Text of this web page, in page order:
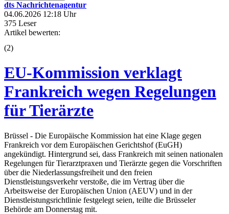
dts Nachrichtenagentur
04.06.2026 12:18 Uhr
375 Leser
Artikel bewerten:
(2)
EU-Kommission verklagt
Frankreich wegen Regelungen
für Tierärzte
Brüssel - Die Europäische Kommission hat eine Klage gegen
Frankreich vor dem Europäischen Gerichtshof (EuGH)
angekündigt. Hintergrund sei, dass Frankreich mit seinen nationalen
Regelungen für Tierarztpraxen und Tierärzte gegen die Vorschriften
über die Niederlassungsfreiheit und den freien
Dienstleistungsverkehr verstoße, die im Vertrag über die
Arbeitsweise der Europäischen Union (AEUV) und in der
Dienstleistungsrichtlinie festgelegt seien, teilte die Brüsseler
Behörde am Donnerstag mit.